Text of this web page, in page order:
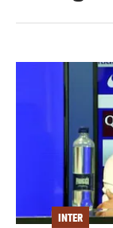
INTER